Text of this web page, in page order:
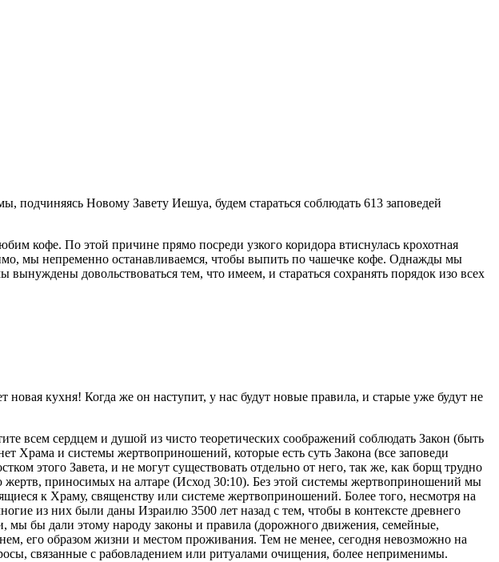
подчиняясь Новому Завету Иешуа, будем стараться соблюдать 613 заповедей
кофе. По этой причине прямо посреди узкого коридора втиснулась крохотная
мы непременно останавливаемся, чтобы выпить по чашечке кофе. Однажды мы
довольствоваться тем, что имеем, и стараться сохранять порядок изо всех
кухня! Когда же он наступит, у нас будут новые правила, и старые уже будут не
всем сердцем и душой из чисто теоретических соображений соблюдать Закон (быть
Храма и системы жертвоприношений, которые есть суть Закона (все заповеди
этого Завета, и не могут существовать отдельно от него, так же, как борщ трудно
приносимых на алтаре (Исход 30:10). Без этой системы жертвоприношений мы
к Храму, священству или системе жертвоприношений. Более того, несмотря на
из них были даны Израилю 3500 лет назад с тем, чтобы в контексте древнего
мы бы дали этому народу законы и правила (дорожного движения, семейные,
его образом жизни и местом проживания. Тем не менее, сегодня невозможно на
связанные с рабовладением или ритуалами очищения, более неприменимы.